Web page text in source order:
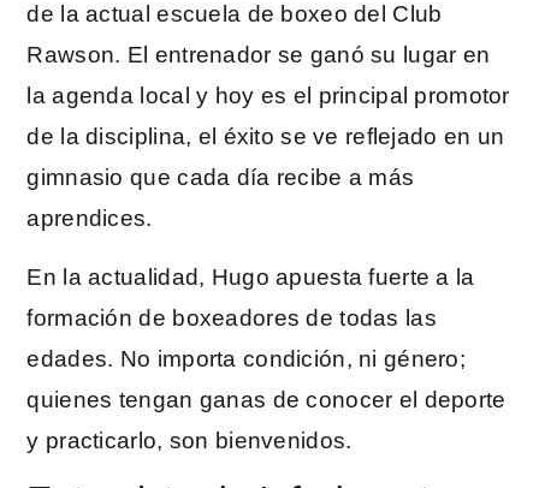
de la actual escuela de boxeo del Club
Rawson. El entrenador se ganó su lugar en
la agenda local y hoy es el principal promotor
de la disciplina, el éxito se ve reflejado en un
gimnasio que cada día recibe a más
aprendices.
En la actualidad, Hugo apuesta fuerte a la
formación de boxeadores de todas las
edades. No importa condición, ni género;
quienes tengan ganas de conocer el deporte
y practicarlo, son bienvenidos.